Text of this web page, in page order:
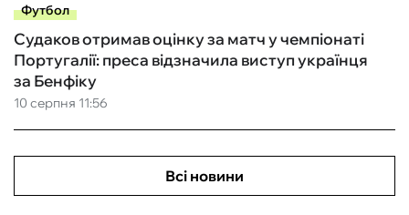
Футбол
10 серпня 11:56
Судаков отримав оцінку за матч у чемпіонаті
Португалії: преса відзначила виступ українця
за Бенфіку
Всі новини